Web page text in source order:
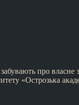
забувають про
«Острозька